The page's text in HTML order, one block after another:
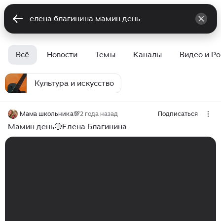
Всё Новости Темы Каналы Видео и
Культура и искусство
Мама школьника💯2 года назад Подписаться
Мамин день🔴Елена Благинина